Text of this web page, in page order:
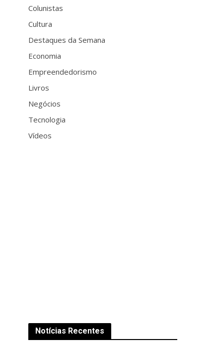
Colunistas
Cultura
Destaques da Semana
Economia
Empreendedorismo
Livros
Negócios
Tecnologia
Vídeos
Notícias Recentes